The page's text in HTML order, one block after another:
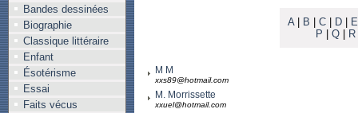
Bandes dessinées
Biographie
Classique littéraire
Enfant
Ésotérisme
Essai
Faits vécus
A| B C| D| E
P
Q R
M M
xxs89@hotmail.com
M. Morrissette
xxuel@hotmail.com